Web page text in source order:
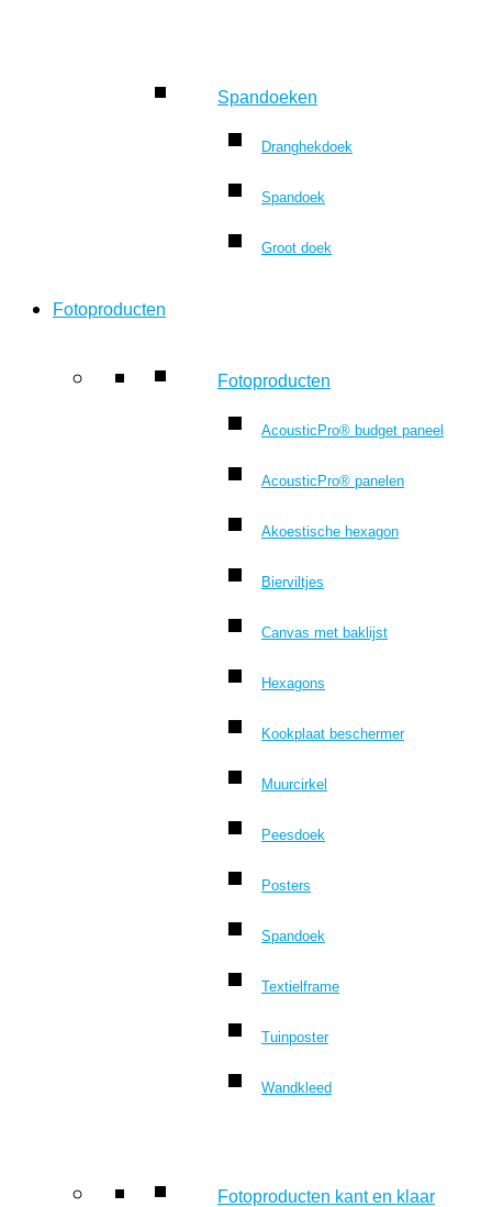
Spandoeken
Dranghekdoek
Spandoek
Groot doek
Fotoproducten
Fotoproducten
AcousticPro® budget paneel
AcousticPro® panelen
Akoestische hexagon
Bierviltjes
Canvas met baklijst
Hexagons
Kookplaat beschermer
Muurcirkel
Peesdoek
Posters
Spandoek
Textielframe
Tuinposter
Wandkleed
Fotoproducten kant en klaar